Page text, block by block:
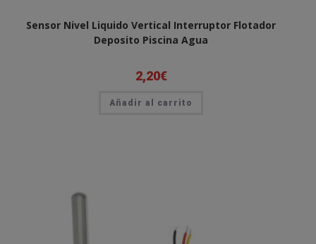
Sensor Nivel Liquido Vertical Interruptor Flotador
Deposito Piscina Agua
2,20€
Añadir al carrito